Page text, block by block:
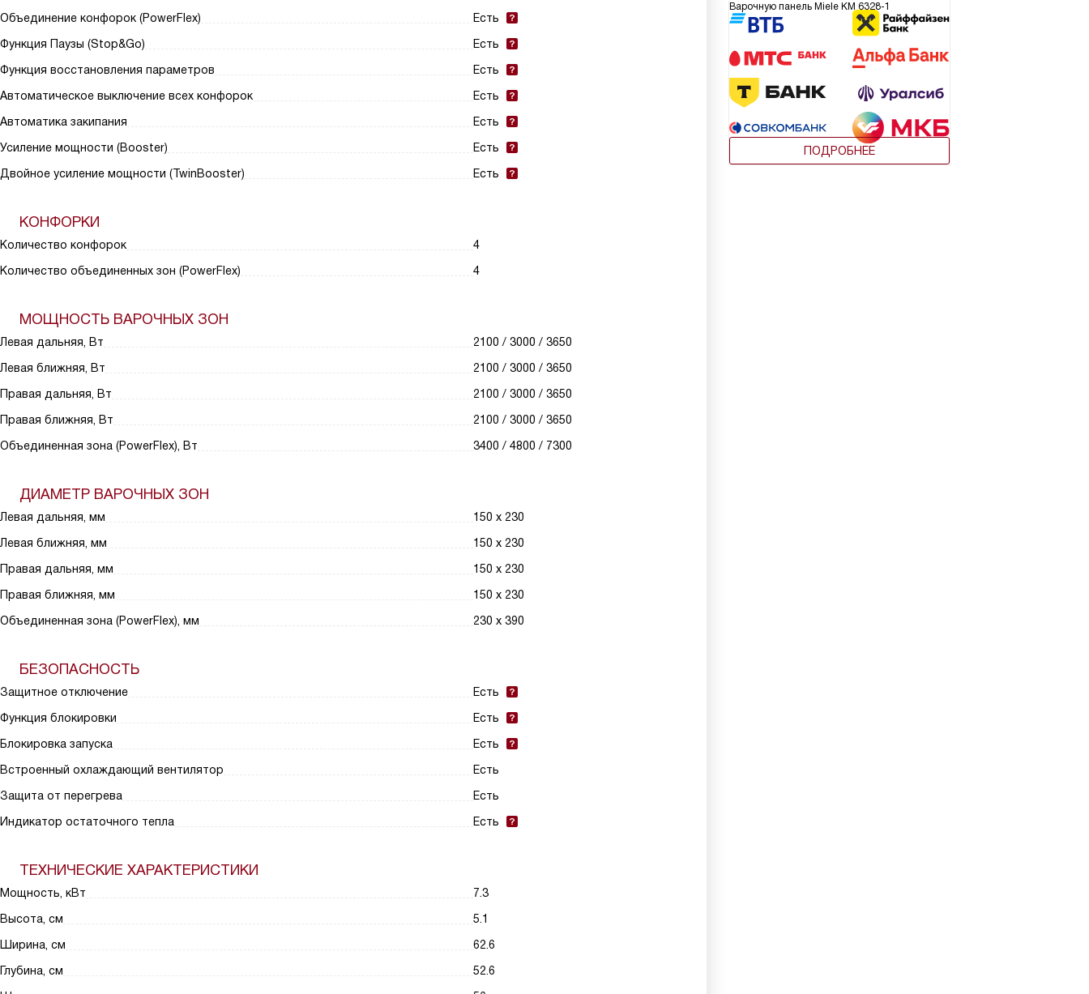
Варочную панель Miele KM 6328-1
ПОДРОБНЕЕ
Объединение конфорок (PowerFlex)
Есть
Функция Паузы (Stop&Go)
Есть
Функция восстановления параметров
Есть
Автоматическое выключение всех конфорок
Есть
Автоматика закипания
Есть
Усиление мощности (Booster)
Есть
Двойное усиление мощности (TwinBooster)
Есть
КОНФОРКИ
Количество конфорок
4
Количество объединенных зон (PowerFlex)
4
МОЩНОСТЬ ВАРОЧНЫХ ЗОН
Левая дальняя, Вт
2100 / 3000 / 3650
Левая ближняя, Вт
2100 / 3000 / 3650
Правая дальняя, Вт
2100 / 3000 / 3650
Правая ближняя, Вт
2100 / 3000 / 3650
Объединенная зона (PowerFlex), Вт
3400 / 4800 / 7300
ДИАМЕТР ВАРОЧНЫХ ЗОН
Левая дальняя, мм
150 х 230
Левая ближняя, мм
150 х 230
Правая дальняя, мм
150 х 230
Правая ближняя, мм
150 х 230
Объединенная зона (PowerFlex), мм
230 х 390
БЕЗОПАСНОСТЬ
Защитное отключение
Есть
Функция блокировки
Есть
Блокировка запуска
Есть
Встроенный охлаждающий вентилятор
Есть
Защита от перегрева
Есть
Индикатор остаточного тепла
Есть
ТЕХНИЧЕСКИЕ ХАРАКТЕРИСТИКИ
Мощность, кВт
7.3
Высота, см
5.1
Ширина, см
62.6
Глубина, см
52.6